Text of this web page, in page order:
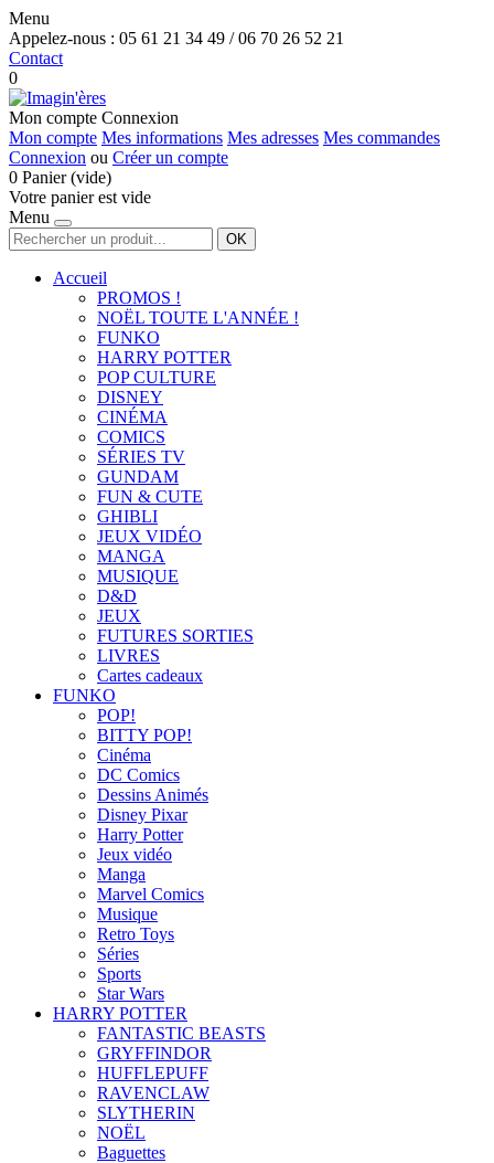
Menu
Appelez-nous : 05 61 21 34 49 / 06 70 26 52 21
Contact
0
Mon compte Connexion
Mon compte Mes informations Mes adresses Mes commandes
Connexion ou Créer un compte
0 Panier (vide)
Votre panier est vide
Menu
OK
Accueil
PROMOS !
NOËL TOUTE L'ANNÉE !
FUNKO
HARRY POTTER
POP CULTURE
DISNEY
CINÉMA
COMICS
SÉRIES TV
GUNDAM
FUN & CUTE
GHIBLI
JEUX VIDÉO
MANGA
MUSIQUE
D&D
JEUX
FUTURES SORTIES
LIVRES
Cartes cadeaux
FUNKO
POP!
BITTY POP!
Cinéma
DC Comics
Dessins Animés
Disney Pixar
Harry Potter
Jeux vidéo
Manga
Marvel Comics
Musique
Retro Toys
Séries
Sports
Star Wars
HARRY POTTER
FANTASTIC BEASTS
GRYFFINDOR
HUFFLEPUFF
RAVENCLAW
SLYTHERIN
NOËL
Baguettes